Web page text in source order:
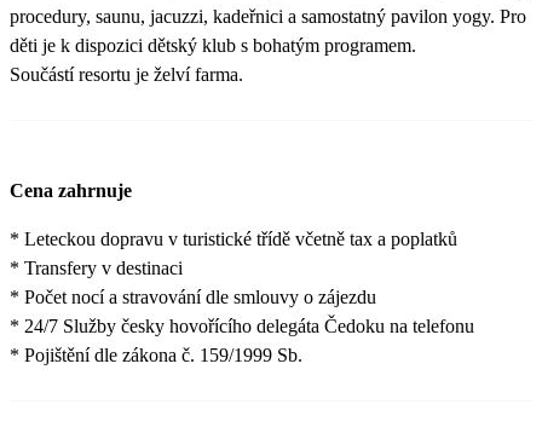
procedury, saunu, jacuzzi, kadeřnici a samostatný pavilon yogy. Pro
děti je k dispozici dětský klub s bohatým programem.
Součástí resortu je želví farma.
Cena zahrnuje
* Leteckou dopravu v turistické třídě včetně tax a poplatků
* Transfery v destinaci
* Počet nocí a stravování dle smlouvy o zájezdu
* 24/7 Služby česky hovořícího delegáta Čedoku na telefonu
* Pojištění dle zákona č. 159/1999 Sb.